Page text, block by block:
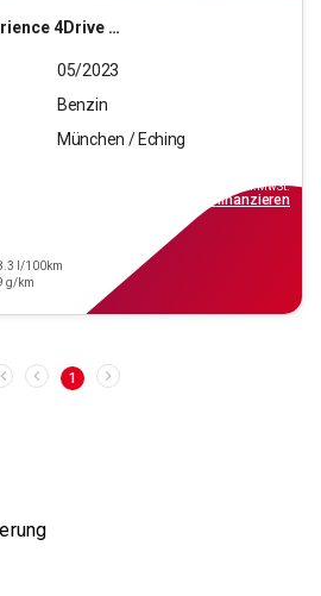
4Drive OPF
05/2023
Benzin
München / Eching
l/100km
g/km
inkl.MwSt.
finanzieren
1